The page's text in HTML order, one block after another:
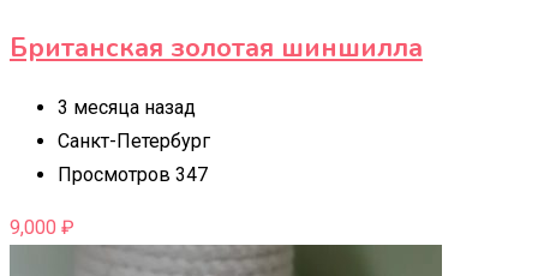
Британская золотая шиншилла
3 месяца назад
Санкт-Петербург
Просмотров 347
9,000 ₽